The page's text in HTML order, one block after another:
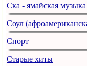
Ска - ямайская музыка
Соул
Спорт
Старые хиты